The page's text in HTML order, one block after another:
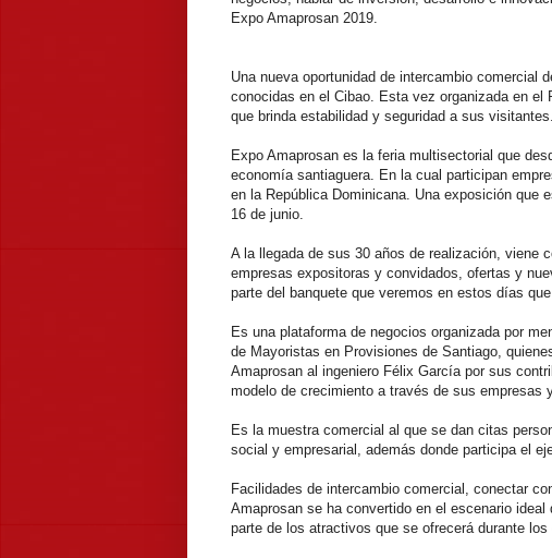
Expo Amaprosan 2019.
Una nueva oportunidad de intercambio comercial
conocidas en el Cibao. Esta vez organizada en
que brinda estabilidad y seguridad a sus visitantes.
Expo Amaprosan es la feria multisectorial que
economía santiaguera. En la cual participan
en la República Dominicana. Una exposición que
16 de junio.
A la llegada de sus 30 años de realización, viene
empresas expositoras y convidados, ofertas y
parte del banquete que veremos en estos días
Es una plataforma de negocios organizada por
de Mayoristas en Provisiones de Santiago,
Amaprosan al ingeniero Félix García por sus
modelo de crecimiento a través de sus empresas
Es la muestra comercial al que se dan citas
social y empresarial, además donde participa el
Facilidades de intercambio comercial, conectar
Amaprosan se ha convertido en el escenario
parte de los atractivos que se ofrecerá durante